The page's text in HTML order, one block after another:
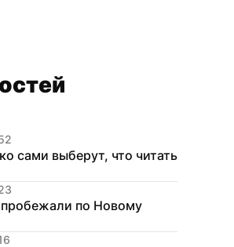
сами выберут, что читать
пробежали по Новому